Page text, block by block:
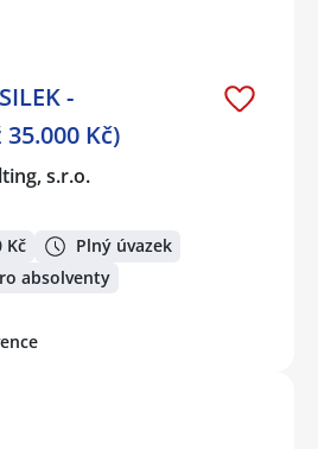
-
Kč)
s.r.o.
Kč
Plný úvazek
absolventy